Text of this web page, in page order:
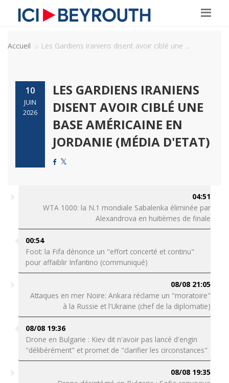
Accueil Les Gardiens iraniens disent avoir ciblé une ...
10
JUIN
2026
LES GARDIENS IRANIENS
DISENT AVOIR CIBLÉ UNE
BASE AMÉRICAINE EN
JORDANIE (MÉDIA D'ETAT)
04:51
WTA 1000: la N.1 mondiale Sabalenka éliminée par
Alexandrova en huitièmes de finale
00:54
Foot: la Fifa dénonce un "effort concerté et continu"
pour affaiblir Infantino (communiqué)
08/08 21:05
Attaques en mer Noire: Ankara réclame un "moratoire"
à la Russie et l'Ukraine (chef de la diplomatie)
08/08 19:36
Drone en Bulgarie : Kiev dit n'avoir pas lancé d'engin
"délibérément" et promet de "clarifier les circonstances"
08/08 19:35